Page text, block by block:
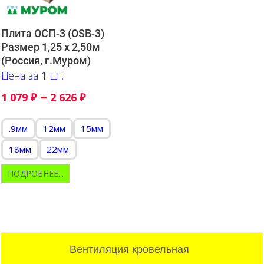
Плита ОСП-3 (OSB-3)
Размер 1,25 х 2,50м
(Россия, г.Муром)
Цена за 1 шт.
1 079 ₽ – 2 626 ₽
.9мм 12мм
15мм
18мм
22мм
ПОДРОБНЕЕ...
Вентиляция кровельная